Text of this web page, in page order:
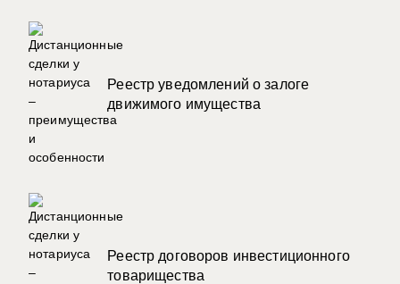
Реестр уведомлений о залоге
движимого имущества
Реестр договоров инвестиционного
товарищества